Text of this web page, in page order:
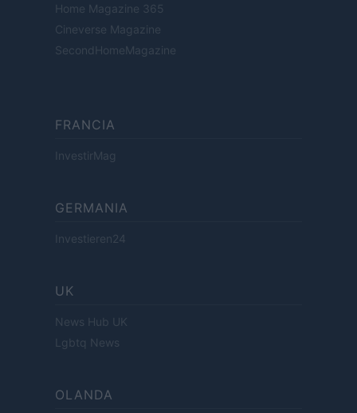
Home Magazine 365
Cineverse Magazine
SecondHomeMagazine
FRANCIA
InvestirMag
GERMANIA
Investieren24
UK
News Hub UK
Lgbtq News
OLANDA